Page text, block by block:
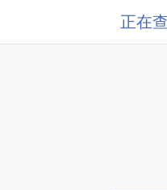
正在